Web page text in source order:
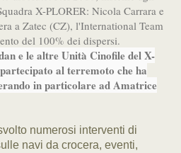
X-PLORER: Nicola Carrara e
a Zatec (CZ), l'International Team
del 100% dei dispersi.
e le altre Unità Cinofile del X-
al terremoto che ha
in particolare ad Amatrice
numerosi interventi di
navi da crocera, eventi,